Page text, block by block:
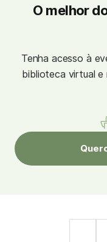
O melhor
Tenha acesso à
biblioteca virtual e